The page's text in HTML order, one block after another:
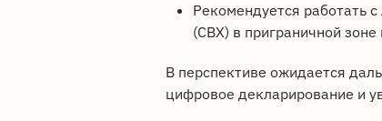
Рекомендуется работать
(СВХ) в приграничной
В перспективе ожидается
цифровое декларирование и